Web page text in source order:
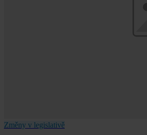
Změny v legislativě